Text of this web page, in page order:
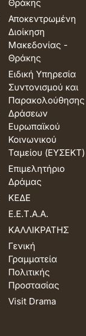
Θράκης
Αποκεντρωμένη
Διοίκηση
Μακεδονίας -
Θράκης
Ειδική Υπηρεσία
Συντονισμού και
Παρακολούθησης
Δράσεων
Ευρωπαϊκού
Κοινωνικού
Ταμείου (ΕΥΣΕΚΤ)
Επιμελητήριο
Δράμας
ΚΕΔΕ
Ε.Ε.Τ.Α.Α.
ΚΑΛΛΙΚΡΑΤΗΣ
Γενική
Γραμματεία
Πολιτικής
Προστασίας
Visit Drama